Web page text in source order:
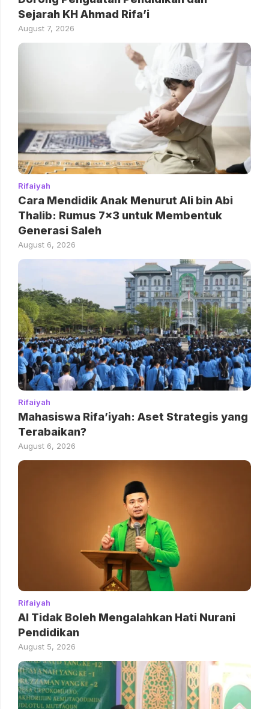
Sejarah KH Ahmad Rifa’i
August 7, 2026
Rifaiyah
Cara Mendidik Anak Menurut Ali bin Abi
Thalib: Rumus 7×3 untuk Membentuk
Generasi Saleh
August 6, 2026
Rifaiyah
Mahasiswa Rifa’iyah: Aset Strategis yang
Terabaikan?
August 6, 2026
Rifaiyah
AI Tidak Boleh Mengalahkan Hati Nurani
Pendidikan
August 5, 2026